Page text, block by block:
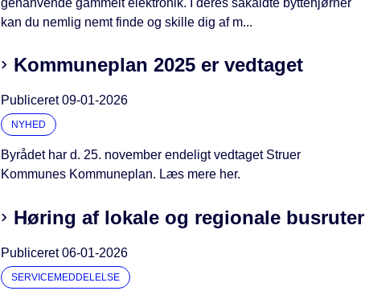
kan du nemlig nemt finde og skille dig af m...
Kommuneplan 2025 er vedtaget
Publiceret09-01-2026
NYHED
Byrådet har d. 25. november endeligt vedtaget Struer
Kommunes Kommuneplan. Læs mere her.
Høring af lokale og regionale busruter
Publiceret06-01-2026
SERVICEMEDDELELSE